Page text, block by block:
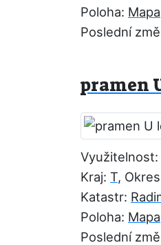
Poloha: Mapa
Poslední
pramen
Využitelnost:
Kraj: T,
Katastr:
Poloha: Mapa
Poslední